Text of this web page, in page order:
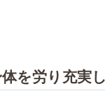
を労り充実